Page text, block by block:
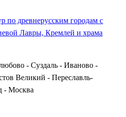
по древнерусским городам с
Лавры, Кремлей и храма
- Суздаль - Иваново -
Великий - Переславль-
- Москва